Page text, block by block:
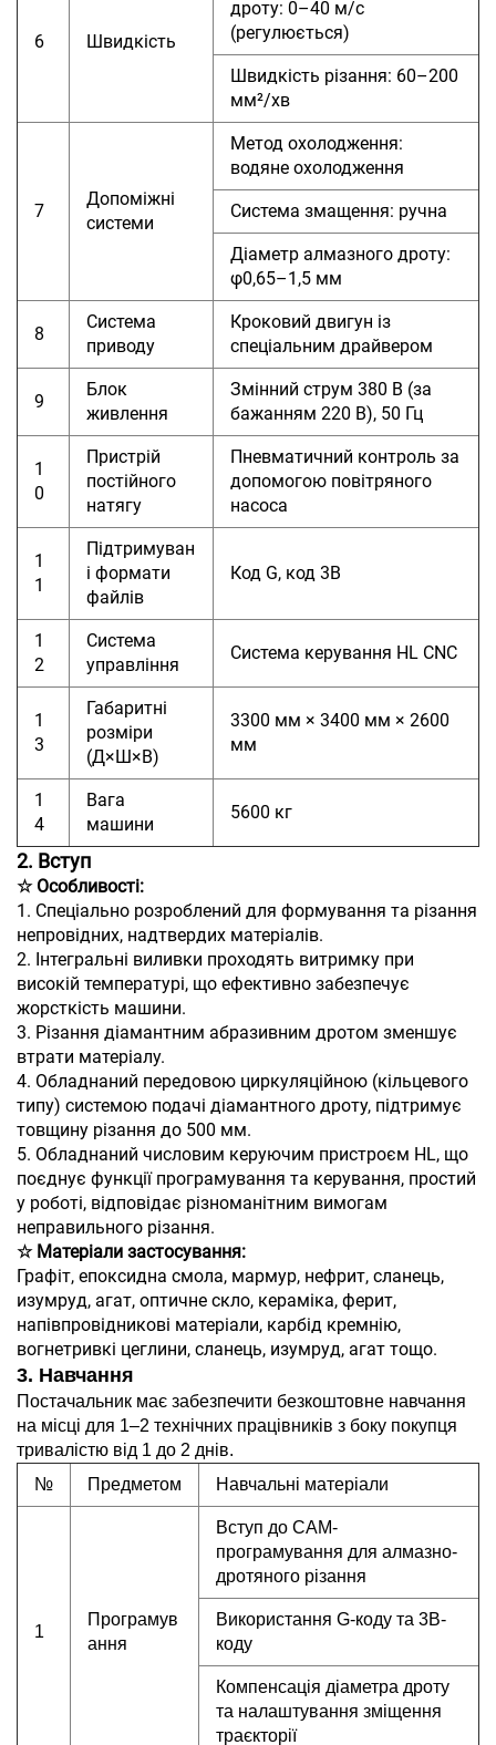
6 Швидкість
дроту: 0–40 м/с
(регулюється)
Швидкість різання: 60–200
мм²/хв
7
Допоміжні
системи
Метод охолодження:
водяне охолодження
Система змащення: ручна
Діаметр алмазного дроту:
φ0,65–1,5 мм
8
Система
приводу
Кроковий двигун із
спеціальним драйвером
9
Блок
живлення
Змінний струм 380 В (за
бажанням 220 В), 50 Гц
1
0
Пристрій
постійного
натягу
Пневматичний контроль за
допомогою повітряного
насоса
1
1
Підтримуван
і формати
файлів
Код G, код 3B
1
2
Система
управління
Система керування HL CNC
1
3
Габаритні
розміри
(Д×Ш×В)
3300 мм × 3400 мм × 2600
мм
1
4
Вага
машини
5600 кг
2. Вступ
☆ Особливості:
1. Спеціально розроблений для формування та різання
непровідних, надтвердих матеріалів.
2. Інтегральні виливки проходять витримку при
високій температурі, що ефективно забезпечує
жорсткість машини.
3. Різання діамантним абразивним дротом зменшує
втрати матеріалу.
4. Обладнаний передовою циркуляційною (кільцевого
типу) системою подачі діамантного дроту, підтримує
товщину різання до 500 мм.
5. Обладнаний числовим керуючим пристроєм HL, що
поєднує функції програмування та керування, простий
у роботі, відповідає різноманітним вимогам
неправильного різання.
☆ Матеріали застосування:
Графіт, епоксидна смола, мармур, нефрит, сланець,
изумруд, агат, оптичне скло, кераміка, ферит,
напівпровідникові матеріали, карбід кремнію,
вогнетривкі цеглини, сланець, изумруд, агат тощо.
3. Навчання
Постачальник має забезпечити безкоштовне навчання
на місці для 1–2 технічних працівників з боку покупця
тривалістю від 1 до 2 днів.
№
Предметом Навчальні матеріали
1
Програмув
ання
Вступ до CAM-
програмування для алмазно-
дротяного різання
Використання G-коду та 3B-
коду
Компенсація діаметра дроту
та налаштування зміщення
траєкторії